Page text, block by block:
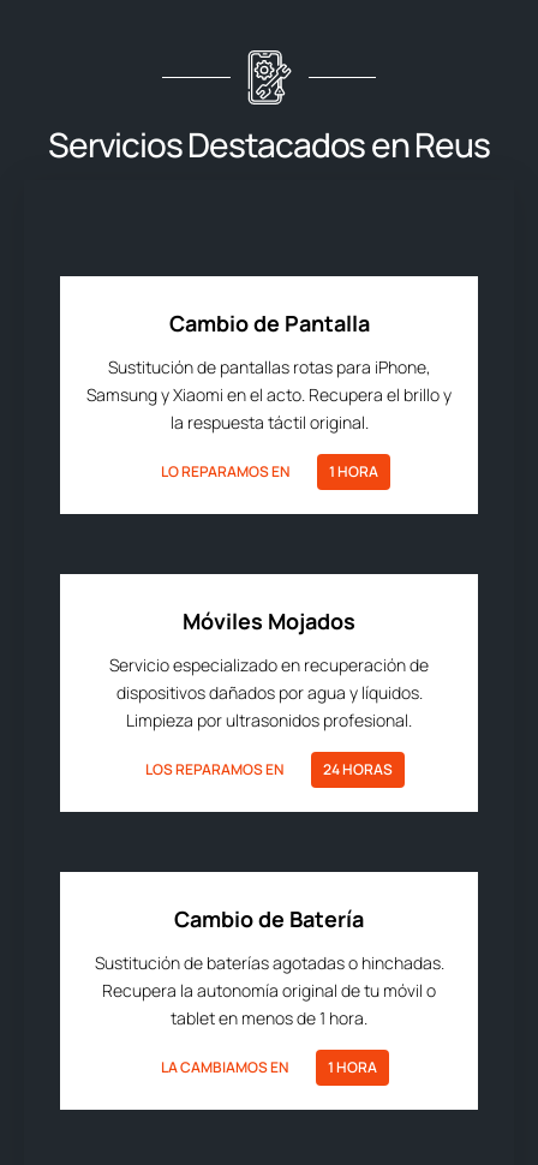
Servicios Destacados en Reus
Cambio de Pantalla
Sustitución de pantallas rotas para iPhone,
Samsung y Xiaomi en el acto. Recupera el brillo y
la respuesta táctil original.
LO REPARAMOS EN 1 HORA
Móviles Mojados
Servicio especializado en recuperación de
dispositivos dañados por agua y líquidos.
Limpieza por ultrasonidos profesional.
LOS REPARAMOS EN 24 HORAS
Cambio de Batería
Sustitución de baterías agotadas o hinchadas.
Recupera la autonomía original de tu móvil o
tablet en menos de 1 hora.
LA CAMBIAMOS EN 1 HORA